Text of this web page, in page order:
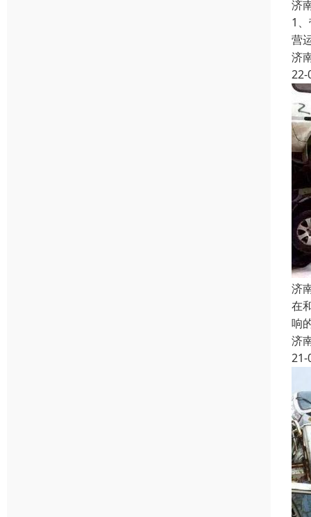
济
1
营
济
22-
济
在
响
济
21-